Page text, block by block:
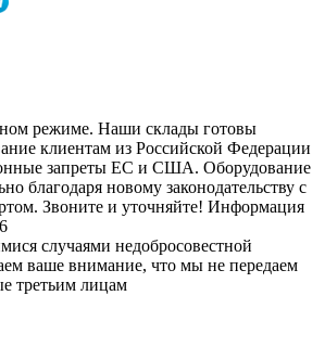
режиме. Наши склады готовы
клиентам из Российской Федерации
запреты ЕС и США. Оборудование
благодаря новому законодательству с
Звоните и уточняйте! Информация
случаями недобросовестной
ваше внимание, что мы не передаем
третьим лицам